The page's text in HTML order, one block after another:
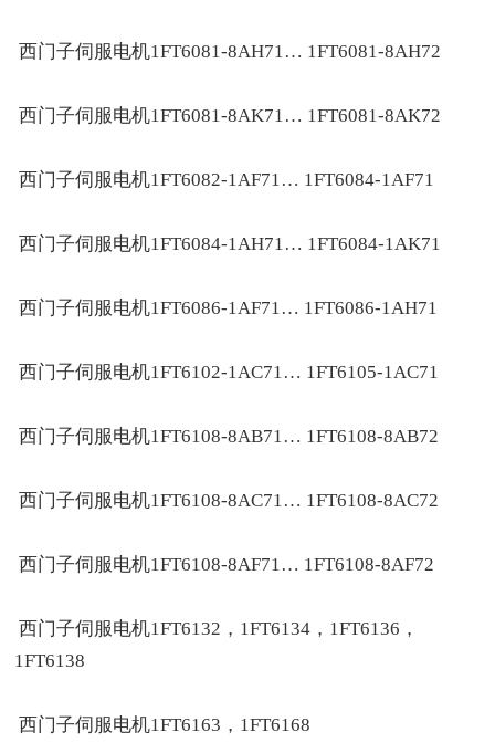
西门子伺服电机1FT6081-8AH71… 1FT6081-8AH72
西门子伺服电机1FT6081-8AK71… 1FT6081-8AK72
西门子伺服电机1FT6082-1AF71… 1FT6084-1AF71
西门子伺服电机1FT6084-1AH71… 1FT6084-1AK71
西门子伺服电机1FT6086-1AF71… 1FT6086-1AH71
西门子伺服电机1FT6102-1AC71… 1FT6105-1AC71
西门子伺服电机1FT6108-8AB71… 1FT6108-8AB72
西门子伺服电机1FT6108-8AC71… 1FT6108-8AC72
西门子伺服电机1FT6108-8AF71… 1FT6108-8AF72
西门子伺服电机1FT6132，1FT6134，1FT6136，
1FT6138
西门子伺服电机1FT6163，1FT6168